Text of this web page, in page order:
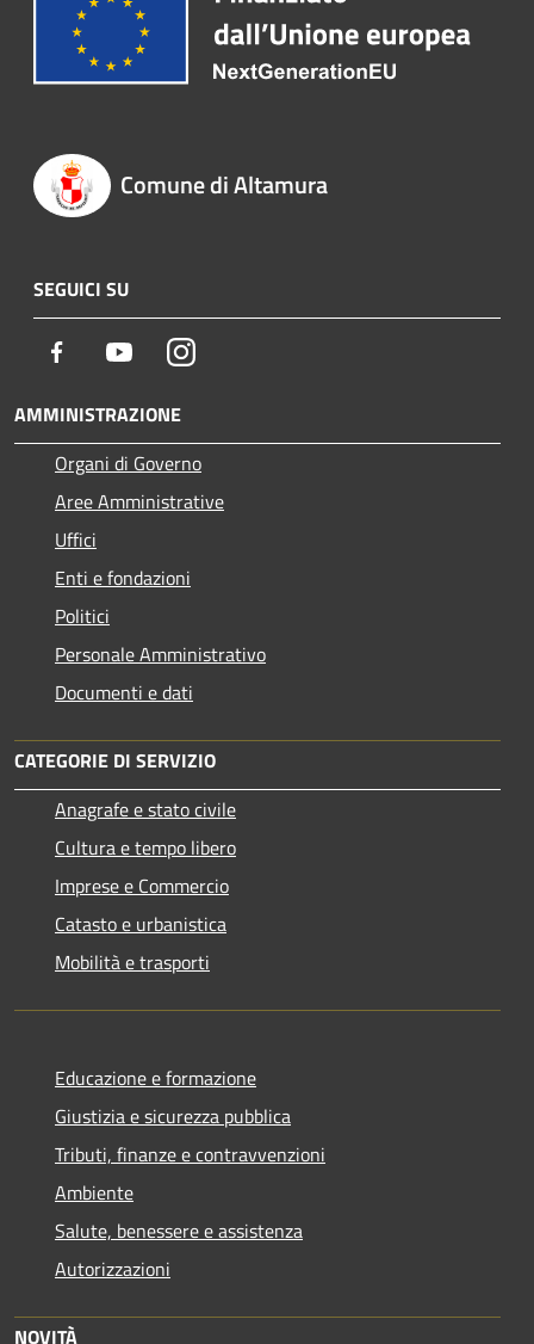
Comune di Altamura
SEGUICI SU
Facebook YoutubeInstagram
AMMINISTRAZIONE
Organi di Governo
Aree Amministrative
Uffici
Enti e fondazioni
Politici
Personale Amministrativo
Documenti e dati
CATEGORIE DI SERVIZIO
Anagrafe e stato civile
Cultura e tempo libero
Imprese e Commercio
Catasto e urbanistica
Mobilità e trasporti
Educazione e formazione
Giustizia e sicurezza pubblica
Tributi, finanze e contravvenzioni
Ambiente
Salute, benessere e assistenza
Autorizzazioni
NOVITÀ